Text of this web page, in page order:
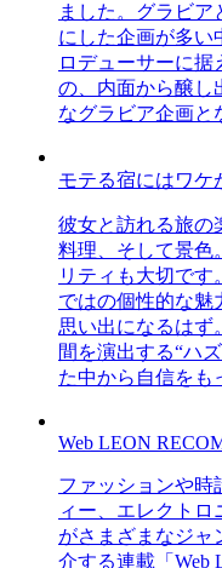
ました。グラビア
にした企画が多い
ロデューサーに据
の、内面から醸し
なグラビア企画と
モテる宿にはワケ
彼女と訪れる旅
料理、そして景色
リティも大切です
ではの個性的な魅
思い出になるはず
間を演出する“ハ
た中から自信をも
Web LEON
ファッションや時
ィー、エレクトロ
がさまざまなジャ
介する連載「Web